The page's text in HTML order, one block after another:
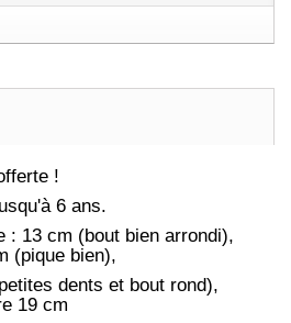
!
6 ans.
: 13 cm (bout bien arrondi),
(pique bien),
dents et bout rond),
19 cm